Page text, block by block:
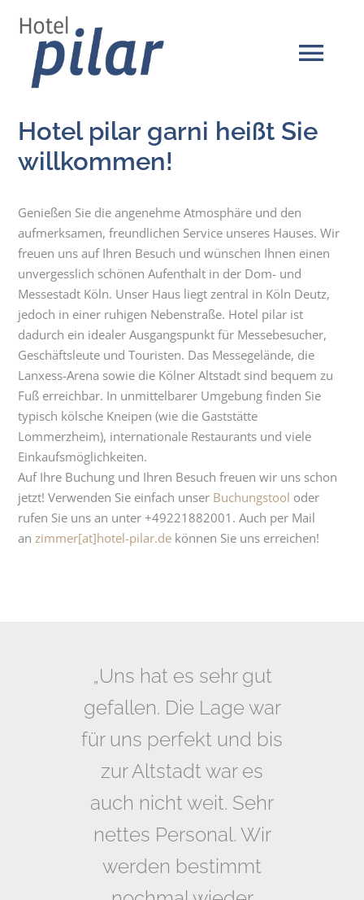
Inhalt
springen
RESERVIERUNGSANFRAGE
NEWS
UMGEBUNG | LAGE
JETZT BUCHEN
Deutsch
Hotel pilar garni heißt Sie
willkommen!
Genießen Sie die angenehme Atmosphäre und den
aufmerksamen, freundlichen Service unseres Hauses. Wir
freuen uns auf Ihren Besuch und wünschen Ihnen einen
unvergesslich schönen Aufenthalt in der Dom- und
Messestadt Köln. Unser Haus liegt zentral in Köln Deutz,
jedoch in einer ruhigen Nebenstraße. Hotel pilar ist
dadurch ein idealer Ausgangspunkt für Messebesucher,
Geschäftsleute und Touristen. Das Messegelände, die
Lanxess-Arena sowie die Kölner Altstadt sind bequem zu
Fuß erreichbar. In unmittelbarer Umgebung finden Sie
typisch kölsche Kneipen (wie die Gaststätte
Lommerzheim), internationale Restaurants und viele
Einkaufsmöglichkeiten.
Auf Ihre Buchung und Ihren Besuch freuen wir uns schon
jetzt! Verwenden Sie einfach unser Buchungstool oder
rufen Sie uns an unter +49221882001. Auch per Mail
anzimmer[at]hotel-pilar.de können Sie uns erreichen!
„Uns hat es sehr gut
gefallen. Die Lage war
für uns perfekt und bis
zur Altstadt war es
auch nicht weit. Sehr
nettes Personal. Wir
werden bestimmt
„Sehr freundliches
Personal, nahe der
Messe und Lanxess-
Arena. Ebenso wenige
Gehminuten zum Dom,
Hauptbahnhof oder
Zentrum.